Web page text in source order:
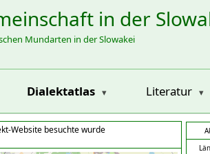
in der
Mundarten in der Slowakei
Dialektatlas Literatur
Website besuchte wurde